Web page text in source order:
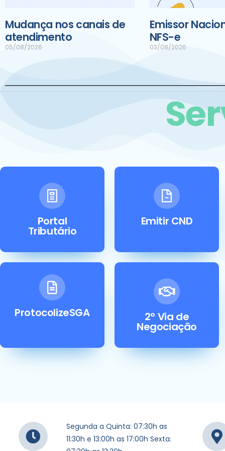
Mudança nos canais de
atendimento
05/08/2026
Emissor
NFS-e
03/08/2026
Portal
Tributário
Emitir CND
ProtocolizeSGA 2° Via de
Negociação
Segunda a Quinta: 07:30h as
11:30h e 13:00h as 17:00h Sexta: